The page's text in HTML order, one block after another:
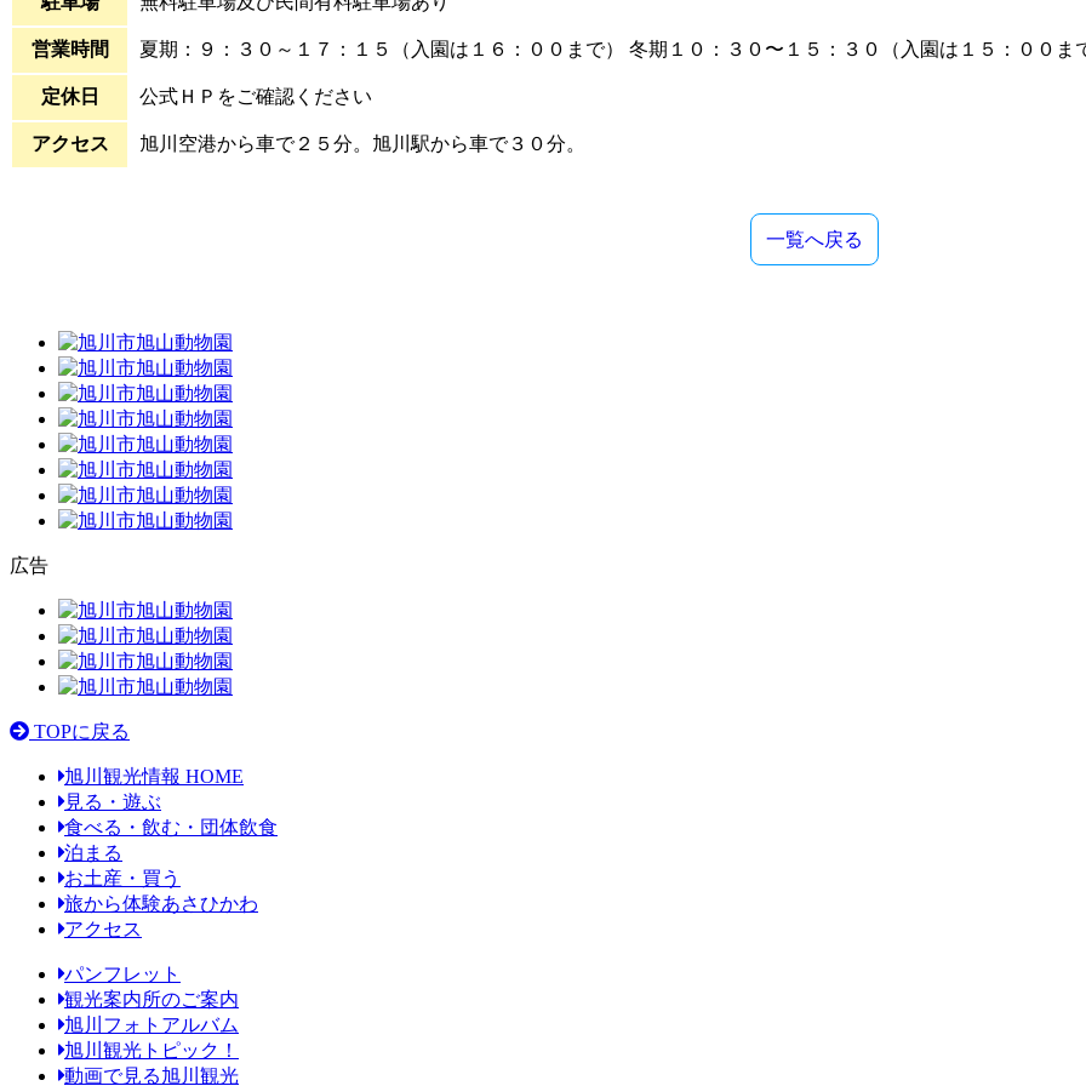
営業時間 夏期：９：３０～１７：１５（入園は１６：００まで） 冬期１０：３０〜１５：３０（入園は１５：００ま
定休日 公式ＨＰをご確認ください
アクセス 旭川空港から車で２５分。旭川駅から車で３０分。
一覧へ戻る
広告
TOPに戻る
旭川観光情報 HOME
見る・遊ぶ
食べる・飲む・団体飲食
泊まる
お土産・買う
旅から体験あさひかわ
アクセス
パンフレット
観光案内所のご案内
旭川フォトアルバム
旭川観光トピック！
動画で見る旭川観光